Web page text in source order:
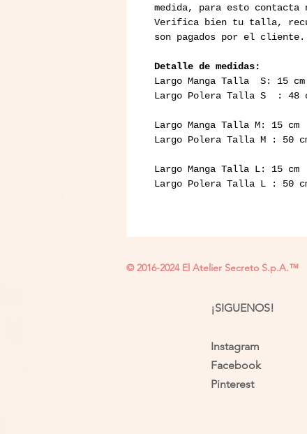
medida, para esto contacta
Verifica bien tu talla,
son pagados por el cliente.
Detalle de medidas:
Largo Manga Talla S: 15 cm
Largo Polera Talla S : 48
Largo Manga Talla M: 15 cm
Largo Polera Talla M : 50
Largo Manga Talla L: 15 cm
Largo Polera Talla L : 50
© 2016-2024 El Atelier Secreto S.p.A.™
¡SIGUENOS!
Instagram
Facebook
Pinterest